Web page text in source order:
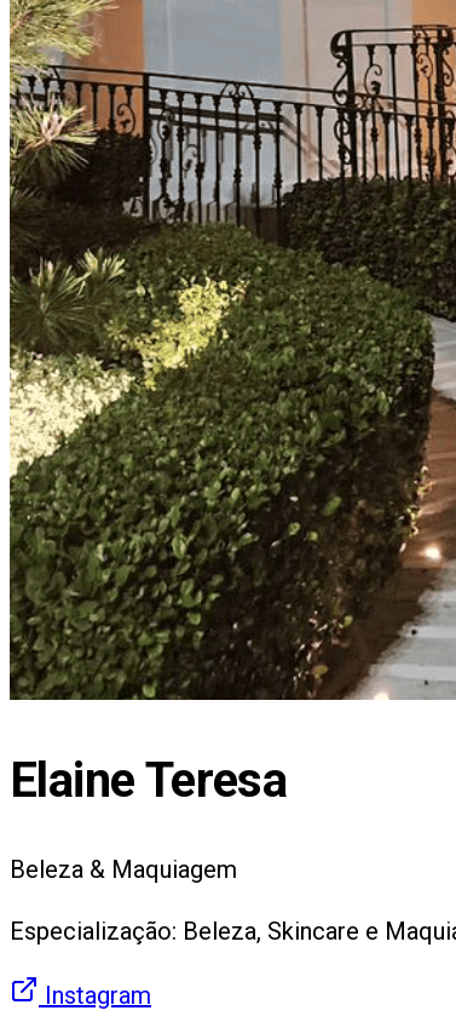
Elaine Teresa
Beleza & Maquiagem
Especialização: Beleza, Skincare e
Instagram